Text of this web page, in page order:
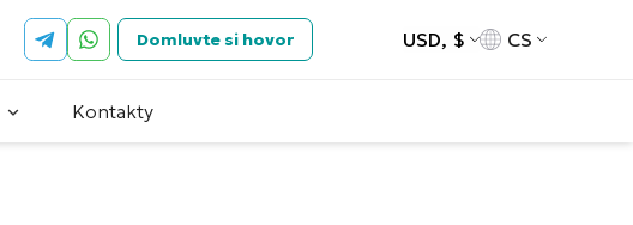
Domluvte si hovor USD, $ CS
Kontakty